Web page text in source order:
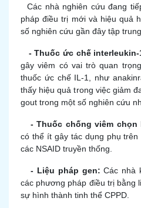
Các nhà nghiên cứu đang
pháp điều trị mới và hiệu quả
số nghiên cứu gần đây tập
- Thuốc ức chế interleukin-
gây viêm có vai trò quan
thuốc ức chế IL-1, như
thấy hiệu quả trong việc giảm
gout trong một số nghiên cứu
- Thuốc chống viêm chọn
có thể ít gây tác dụng phụ
các NSAID truyền thống.
- Liệu pháp gen: Các nhà
các phương pháp điều trị bằng
sự hình thành tinh thể CPPD.